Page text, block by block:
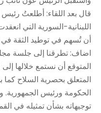
قال بعد اللقاء: أطلعتُ
اللبنانية-السورية التي
أن تُسهم في توطيد الثقة في
اضاف: تطرقنا إلى جلسة
المتوقع أن نستمع خلالها
المتعلق بحصرية السلاح كما
الحكومة ورئيس
توجيهاته بشأن تمثيله في